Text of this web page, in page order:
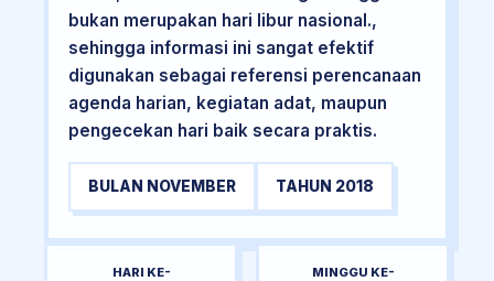
bukan merupakan hari libur nasional.,
sehingga informasi ini sangat efektif
digunakan sebagai referensi perencanaan
agenda harian, kegiatan adat, maupun
pengecekan hari baik secara praktis.
BULAN NOVEMBER TAHUN 2018
HARI KE- MINGGU KE-